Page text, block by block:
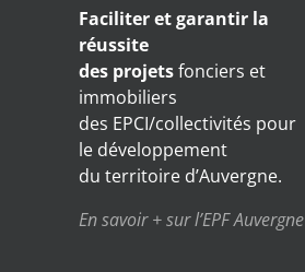
Faciliter et garantir la
réussite
des projetsfonciers et
immobiliers
des EPCI/collectivités pour
le développement
du territoire d’Auvergne.
En savoir + sur l’EPF Auvergne